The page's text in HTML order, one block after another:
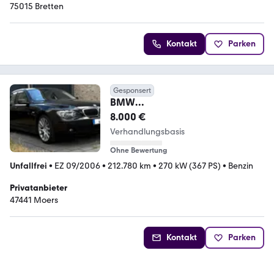
75015 Bretten
Kontakt Parken
Gesponsert
BMW
765VarianteHL81Version31(Individ
ual)Rubinschwarz
8.000 €
Verhandlungsbasis
Ohne Bewertung
Unfallfrei • EZ 09/2006• 212.780 km • 270 kW (367 PS) • Benzin
Privatanbieter
47441 Moers
Kontakt Parken